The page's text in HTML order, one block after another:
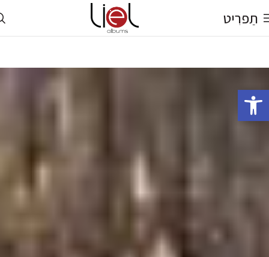
פתח סרגל נגישות
תַפרִיט